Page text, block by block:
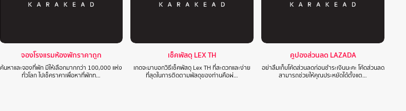
จองโรงแรมห้องพักราคาถูก
ค้นหาและจองที่พัก มีให้เลือกมากกว่า 100,000 แห่ง
ทั่วโลก ไปเช็คราคาเพื่อหาที่พักท…
เช็คพัสดุ LEX TH
เกดจะมาบอกวิธีเช็คพัสดุ Lex TH ที่สะดวกและง่าย
ที่สุดในการติดตามพัสดุของท่านคือผ่…
คูปองส่วนลด LAZADA
อย่าลืมเก็บโค้ดส่วนลดก่อนชำระเงินนะคะ โค้ดส่วนลด
สามารถช่วยให้คุณประหยัดได้ตั้งแต…